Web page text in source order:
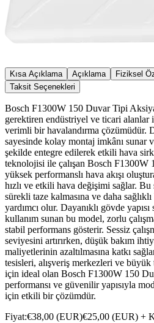
Kısa Açıklama Açıklama Fiziksel
Taksit Seçenekleri
Bosch F1300W 150 Duvar Tipi
gerektiren endüstriyel ve ticari
verimli bir havalandırma çözümüdür.
sayesinde kolay montaj imkânı sunar
şekilde entegre edilerek etkili hava
teknolojisi ile çalışan Bosch F1300W
yüksek performanslı hava akışı
hızlı ve etkili hava değişimi sağlar. Bu
sürekli taze kalmasına ve daha
yardımcı olur. Dayanıklı gövde
kullanım sunan bu model, zorlu
stabil performans gösterir. Sessiz
seviyesini artırırken, düşük bakım
maliyetlerinin azaltılmasına katkı
tesisleri, alışveriş merkezleri ve
için ideal olan Bosch F1300W 150
performansı ve güvenilir yapısıyla
için etkili bir çözümdür.
Fiyat:€38,00 (EUR)€25,00 (EUR) +